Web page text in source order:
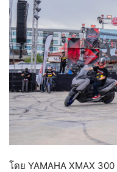
โดย YAMAHA XMAX 300